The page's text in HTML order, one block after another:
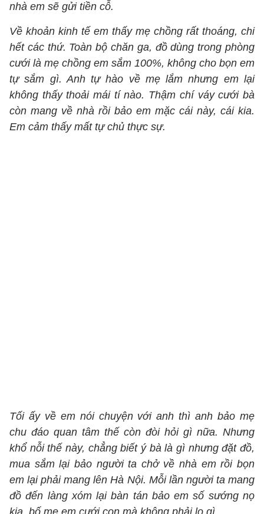
nhà em sẽ gửi tiền cỗ.
Về khoản kinh tế em thấy mẹ chồng rất thoáng, chi
hết các thứ. Toàn bộ chăn ga, đồ dùng trong phòng
cưới là mẹ chồng em sắm 100%, không cho bọn em
tự sắm gì. Anh tự hào về mẹ lắm nhưng em lại
không thấy thoải mái tí nào. Thậm chí váy cưới bà
còn mang về nhà rồi bảo em mặc cái này, cái kia.
Em cảm thấy mất tự chủ thực sự.
Tối ấy về em nói chuyện với anh thì anh bảo mẹ
chu đáo quan tâm thế còn đòi hỏi gì nữa. Nhưng
khổ nỗi thế này, chẳng biết ý bà là gì nhưng đặt đồ,
mua sắm lại bảo người ta chở về nhà em rồi bọn
em lại phải mang lên Hà Nội. Mỗi lần người ta mang
đồ đến làng xóm lại bàn tán bảo em số sướng nọ
kia, bố mẹ em cưới con mà không phải lo gì.